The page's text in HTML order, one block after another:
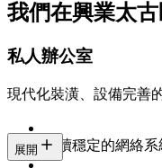
我們在興業太
私人辦公室
現代化裝潢、設備完善
持續穩定的網絡
展開